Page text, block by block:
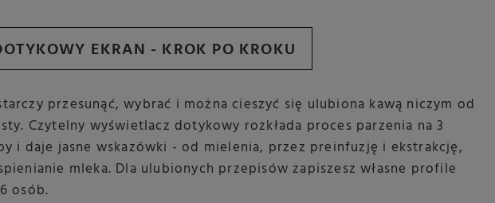
EKRAN - KROK PO KROKU
przesunąć, wybrać i można cieszyć się ulubiona kawą niczym od
Czytelny wyświetlacz dotykowy rozkłada proces parzenia na 3
i daje jasne wskazówki - od mielenia, przez preinfuzję i ekstrakcję,
mleka. Dla ulubionych przepisów zapiszesz własne profile
osób.